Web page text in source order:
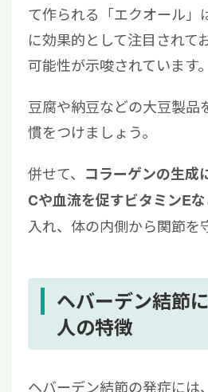
て作られる「エクオール」
に効果的として注目されて
可能性が示唆されています。
豆腐や納豆などの大豆製品
慣をつけましょう。
併せて、 コラーゲンの生成
Cや血流を促すビタミンE
入れ、体の内側から関節を
ヘバーデン結節
人の特徴
ヘバーデン結節の発症には